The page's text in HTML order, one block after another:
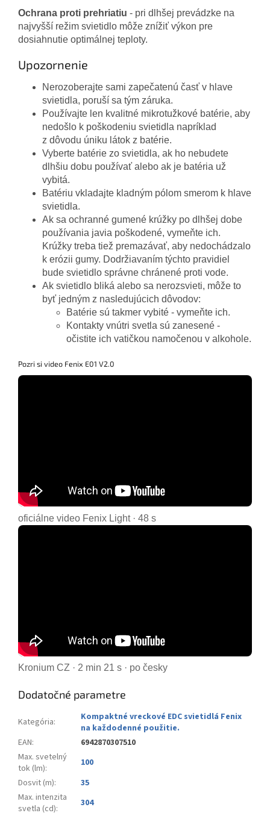
Ochrana proti prehriatiu - pri dlhšej prevádzke na
najvyšší režim svietidlo môže znížiť výkon pre
dosiahnutie optimálnej teploty.
Upozornenie
Nerozoberajte sami zapečatenú časť v hlave
svietidla, poruší sa tým záruka.
Používajte len kvalitné mikrotužkové batérie, aby
nedošlo k poškodeniu svietidla napríklad
z dôvodu úniku látok z batérie.
Vyberte batérie zo svietidla, ak ho nebudete
dlhšiu dobu používať alebo ak je batéria už
vybitá.
Batériu vkladajte kladným pólom smerom k hlave
svietidla.
Ak sa ochranné gumené krúžky po dlhšej dobe
používania javia poškodené, vymeňte ich.
Krúžky treba tiež premazávať, aby nedochádzalo
k erózii gumy. Dodržiavaním týchto pravidiel
bude svietidlo správne chránené proti vode.
Ak svietidlo bliká alebo sa nerozsvieti, môže to
byť jedným z nasledujúcich dôvodov:
Batérie sú takmer vybité - vymeňte ich.
Kontakty vnútri svetla sú zanesené -
očistite ich vatičkou namočenou v alkohole.
Pozri si video Fenix E01 V2.0
oficiálne video Fenix Light · 48 s
Kronium CZ · 2 min 21 s · po česky
Dodatočné parametre
Kategória:
Kompaktné vreckové EDC svietidlá Fenix
na každodenné použitie.
EAN:
6942870307510
Max. svetelný
tok (lm):
100
Dosvit (m):
35
Max. intenzita
svetla (cd):
304